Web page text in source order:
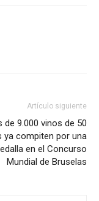
Artículo siguiente
de 9.000 vinos de 50
ya compiten por una
en el Concurso
Mundial de Bruselas